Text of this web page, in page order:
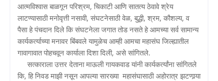
आत्मविश्‍वास बाळगून परिश्रम, चिकाटी आणि सातत्य ठेवावे श्रेय
लाटण्यासाठी मनोवृत्ती नसावी, संघटनेसाठी वेळ, बुद्धी, श्रम, कौशल्य, व
पैसा हे पंचदान दिले कि संघटनेला जगात तोड नसते हे आमच्या सर्व सामान्य
कार्यकर्त्याच्या मनावर बिंबवले यामुळेच आम्ही आमचा महासंघ जिल्ह्यातील
गावागावात पोहचवून कार्याला दिशा दिली, असे सांगितले.
सत्काराला उत्तर देताना माऊली गायकवाड यांनी कार्यकर्त्यांना सांगितले
कि, हि निवड माझी नसून आपल्या सारख्या महासंघासाठी अहोरात्र झटणार्‍या